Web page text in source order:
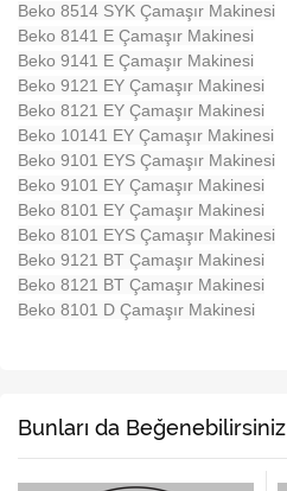
Beko 8514 SYK Çamaşır Makinesi
Beko 8141 E Çamaşır Makinesi
Beko 9141 E Çamaşır Makinesi
Beko 9121 EY Çamaşır Makinesi
Beko 8121 EY Çamaşır Makinesi
Beko 10141 EY Çamaşır Makinesi
Beko 9101 EYS Çamaşır Makinesi
Beko 9101 EY Çamaşır Makinesi
Beko 8101 EY Çamaşır Makinesi
Beko 8101 EYS Çamaşır Makinesi
Beko 9121 BT Çamaşır Makinesi
Beko 8121 BT Çamaşır Makinesi
Beko 8101 D Çamaşır Makinesi
Bunları da Beğenebilirsiniz